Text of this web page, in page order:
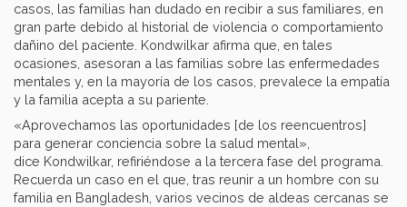
casos, las familias han dudado en recibir a sus familiares, en
gran parte debido al historial de violencia o comportamiento
dañino del paciente. Kondwilkar afirma que, en tales
ocasiones, asesoran a las familias sobre las enfermedades
mentales y, en la mayoría de los casos, prevalece la empatía
y la familia acepta a su pariente.
«Aprovechamos las oportunidades [de los reencuentros]
para generar conciencia sobre la salud mental»,
dice Kondwilkar, refiriéndose a la tercera fase del programa.
Recuerda un caso en el que, tras reunir a un hombre con su
familia en Bangladesh, varios vecinos de aldeas cercanas se